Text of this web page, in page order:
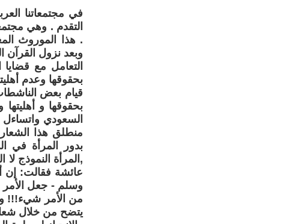
في مجتمعاتنا
التقدم . وهي
. هذا الموروث
وبعد نزول
التعامل مع
بحقوقها وعدم
قيام بعض
بحقوقها و
السعودي
منطلق هذا الشعار
بدور المرأة في
,المرأة النموذج
عائشة فقالت: إن
وسلم - جعل الأمر
من الأمر شيء!!!
يتضح من خلال